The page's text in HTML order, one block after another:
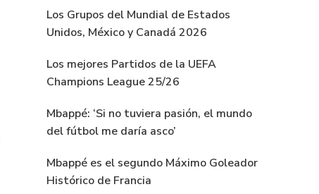
Los Grupos del Mundial de Estados
Unidos, México y Canadá 2026
Los mejores Partidos de la UEFA
Champions League 25/26
Mbappé: ‘Si no tuviera pasión, el mundo
del fútbol me daría asco’
Mbappé es el segundo Máximo Goleador
Histórico de Francia